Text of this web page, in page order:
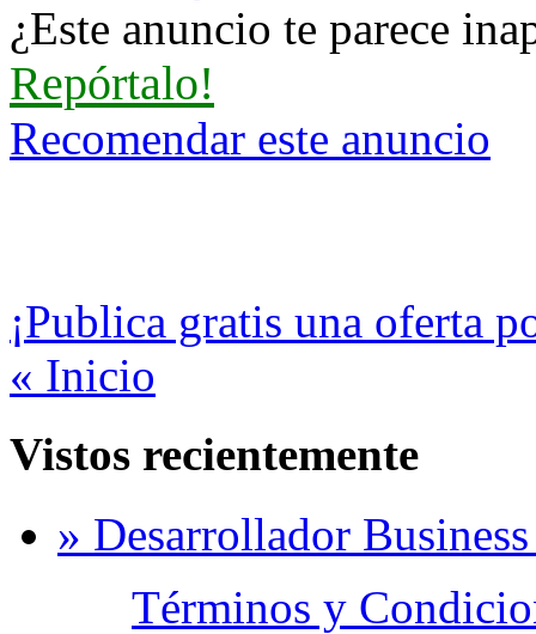
¿Este anuncio te parece
Repórtalo!
Recomendar este anuncio
¡Publica gratis una oferta
« Inicio
Vistos recientemente
» Desarrollador
Términos y